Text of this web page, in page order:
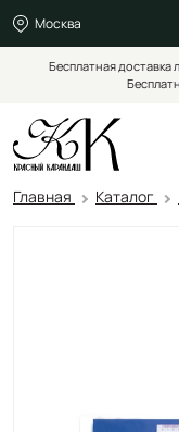
Москва
Бесплатная доставка
Главная Каталог